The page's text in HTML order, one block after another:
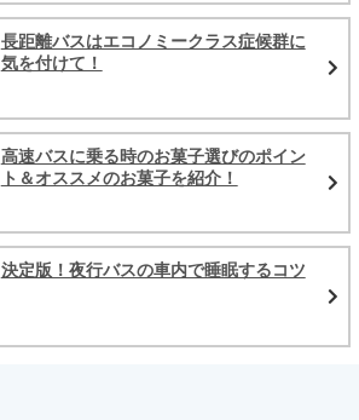
長距離バスはエコノミークラス症候群に
気を付けて！
高速バスに乗る時のお菓子選びのポイン
ト＆オススメのお菓子を紹介！
決定版！夜行バスの車内で睡眠するコツ